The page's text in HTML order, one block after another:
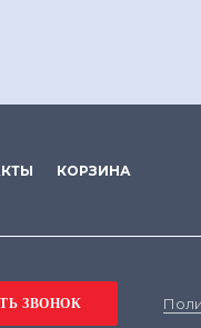
КОРЗИНА